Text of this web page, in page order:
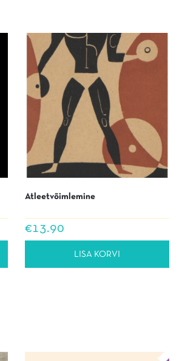
Atleetvõimlemine
€13.90
LISA KORVI